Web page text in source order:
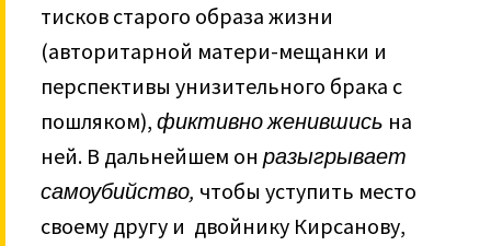
тисков старого образа жизни
(авторитарной матери-мещанки и
перспективы унизительного брака с
пошляком),фиктивноженившись на
ней. В дальнейшем онразыгрывает
самоубийство, чтобы уступить место
своему другу и двойнику Кирсанову,